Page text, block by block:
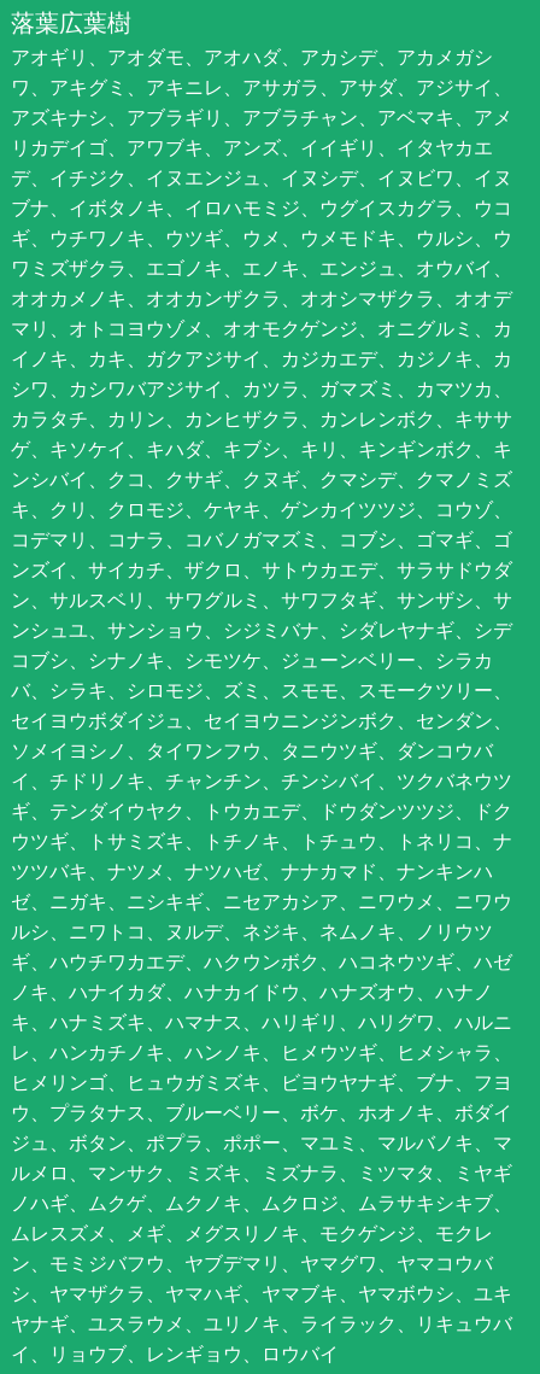
落葉広葉樹
アオギリ、アオダモ、アオハダ、アカシデ、アカメガシ
ワ、アキグミ、アキニレ、アサガラ、アサダ、アジサイ、
アズキナシ、アブラギリ、アブラチャン、アベマキ、アメ
リカデイゴ、アワブキ、アンズ、イイギリ、イタヤカエ
デ、イチジク、イヌエンジュ、イヌシデ、イヌビワ、イヌ
ブナ、イボタノキ、イロハモミジ、ウグイスカグラ、ウコ
ギ、ウチワノキ、ウツギ、ウメ、ウメモドキ、ウルシ、ウ
ワミズザクラ、エゴノキ、エノキ、エンジュ、オウバイ、
オオカメノキ、オオカンザクラ、オオシマザクラ、オオデ
マリ、オトコヨウゾメ、オオモクゲンジ、オニグルミ、カ
イノキ、カキ、ガクアジサイ、カジカエデ、カジノキ、カ
シワ、カシワバアジサイ、カツラ、ガマズミ、カマツカ、
カラタチ、カリン、カンヒザクラ、カンレンボク、キササ
ゲ、キソケイ、キハダ、キブシ、キリ、キンギンボク、キ
ンシバイ、クコ、クサギ、クヌギ、クマシデ、クマノミズ
キ、クリ、クロモジ、ケヤキ、ゲンカイツツジ、コウゾ、
コデマリ、コナラ、コバノガマズミ、コブシ、ゴマギ、ゴ
ンズイ、サイカチ、ザクロ、サトウカエデ、サラサドウダ
ン、サルスベリ、サワグルミ、サワフタギ、サンザシ、サ
ンシュユ、サンショウ、シジミバナ、シダレヤナギ、シデ
コブシ、シナノキ、シモツケ、ジューンベリー、シラカ
バ、シラキ、シロモジ、ズミ、スモモ、スモークツリー、
セイヨウボダイジュ、セイヨウニンジンボク、センダン、
ソメイヨシノ、タイワンフウ、タニウツギ、ダンコウバ
イ、チドリノキ、チャンチン、チンシバイ、ツクバネウツ
ギ、テンダイウヤク、トウカエデ、ドウダンツツジ、ドク
ウツギ、トサミズキ、トチノキ、トチュウ、トネリコ、ナ
ツツバキ、ナツメ、ナツハゼ、ナナカマド、ナンキンハ
ゼ、ニガキ、ニシキギ、ニセアカシア、ニワウメ、ニワウ
ルシ、ニワトコ、ヌルデ、ネジキ、ネムノキ、ノリウツ
ギ、ハウチワカエデ、ハクウンボク、ハコネウツギ、ハゼ
ノキ、ハナイカダ、ハナカイドウ、ハナズオウ、ハナノ
キ、ハナミズキ、ハマナス、ハリギリ、ハリグワ、ハルニ
レ、ハンカチノキ、ハンノキ、ヒメウツギ、ヒメシャラ、
ヒメリンゴ、ヒュウガミズキ、ビヨウヤナギ、ブナ、フヨ
ウ、プラタナス、ブルーベリー、ボケ、ホオノキ、ボダイ
ジュ、ボタン、ポプラ、ポポー、マユミ、マルバノキ、マ
ルメロ、マンサク、ミズキ、ミズナラ、ミツマタ、ミヤギ
ノハギ、ムクゲ、ムクノキ、ムクロジ、ムラサキシキブ、
ムレスズメ、メギ、メグスリノキ、モクゲンジ、モクレ
ン、モミジバフウ、ヤブデマリ、ヤマグワ、ヤマコウバ
シ、ヤマザクラ、ヤマハギ、ヤマブキ、ヤマボウシ、ユキ
ヤナギ、ユスラウメ、ユリノキ、ライラック、リキュウバ
イ、リョウブ、レンギョウ、ロウバイ